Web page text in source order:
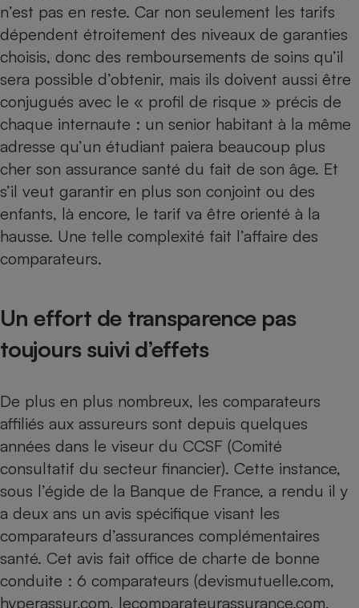
n’est pas en reste. Car non seulement les tarifs
dépendent étroitement des niveaux de garanties
choisis, donc des remboursements de soins qu’il
sera possible d’obtenir, mais ils doivent aussi être
conjugués avec le « profil de risque » précis de
chaque internaute : un senior habitant à la même
adresse qu’un étudiant paiera beaucoup plus
cher son assurance santé du fait de son âge. Et
s’il veut garantir en plus son conjoint ou des
enfants, là encore, le tarif va être orienté à la
hausse. Une telle complexité fait l’affaire des
comparateurs.
Un effort de transparence pas
toujours suivi d’effets
De plus en plus nombreux, les comparateurs
affiliés aux assureurs sont depuis quelques
années dans le viseur du CCSF (Comité
consultatif du secteur financier). Cette instance,
sous l’égide de la Banque de France, a rendu il y
a deux ans un avis spécifique visant les
comparateurs d’assurances complémentaires
santé. Cet avis fait office de charte de bonne
conduite : 6 comparateurs (devismutuelle.com,
hyperassur.com, lecomparateurassurance.com,
Plaque de cuisson à
induction
Cafetière à expressos
Téléphone mobile -
Smartphone
Antivirus
Radiateur électrique
Climatiseur -
Ventilateur